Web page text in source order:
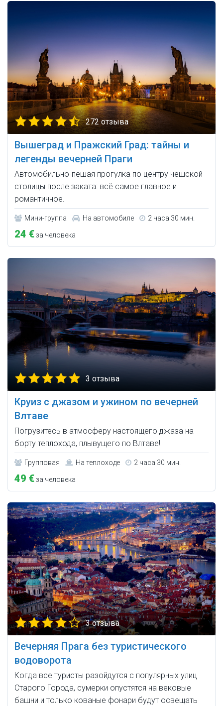
272 отзыва
Вышеград и Пражский Град: тайны и
легенды вечерней Праги
Автомобильно-пешая прогулка по центру чешской
столицы после заката: всё самое главное и
романтичное.
Мини-группа На автомобиле 2 часа 30 мин.
24 €за человека
3 отзыва
Круиз с джазом и ужином по вечерней
Влтаве
Погрузитесь в атмосферу настоящего джаза на
борту теплохода, плывущего по Влтаве!
Групповая На теплоходе 2 часа 30 мин.
49 €за человека
3 отзыва
Вечерняя Прага без туристического
водоворота
Когда все туристы разойдутся с популярных улиц
Старого Города, сумерки опустятся на вековые
башни и только кованые фонари будут освещать